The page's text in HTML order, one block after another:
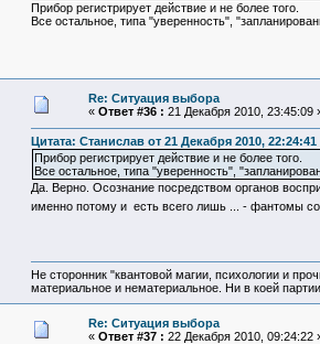
Прибор регистрирует действие и не более того.
Все остальное, типа "уверенность",
Re: Ситуация выбора
« Ответ #36 : 21 Декабря 2010, 23:45:09
Цитата: Станислав от 21 Декабря 2010, 22:24:41
Прибор регистрирует действие и не более того.
Все остальное, типа "уверенность",
Да. Верно. Осознание посредством органов
именно потому и есть всего лишь ... - фантомы
Не сторонник "квантовой магии, психологии и
материальное и нематериальное. Ни в коей
Re: Ситуация выбора
« Ответ #37 : 22 Декабря 2010, 09:24:22